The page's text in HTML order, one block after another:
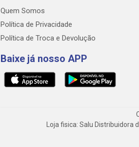
Quem Somos
Política de Privacidade
Política de Troca e Devolução
Baixe já nosso APP
Loja fisica: Salu Distribuidora